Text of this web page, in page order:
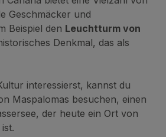
Geschmäcker und
Beispiel den Leuchtturm von
Denkmal, das als
interessierst, kannst du
Maspalomas besuchen, einen
der heute ein Ort von